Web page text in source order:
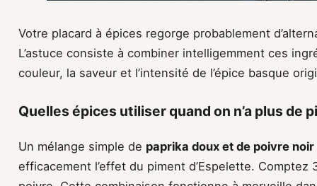
Votre placard à épices regorge probablement
L’astuce consiste à combiner intelligemment ces
couleur, la saveur et l’intensité de l’épice basque
Quelles épices utiliser quand on n’a plus de
Un mélange simple de paprika doux et de poivre noir
efficacement l’effet du piment d’Espelette.